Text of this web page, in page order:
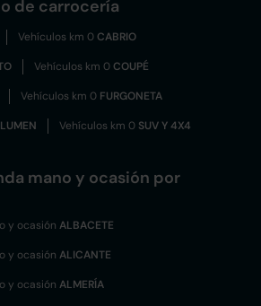
de carrocería
Vehículos km 0CABRIO
Vehículos km 0COUPÉ
Vehículos km 0 FURGONETA
Vehículos km 0 SUV Y 4X4
mano y ocasión por
y ocasión ALBACETE
y ocasión ALICANTE
y ocasión ALMERÍA